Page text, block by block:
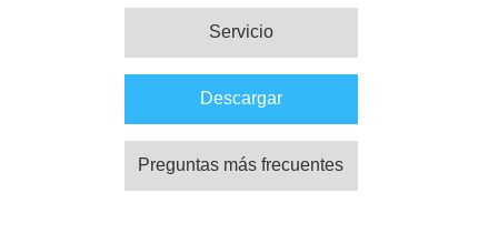
Servicio
Descargar
Preguntas más frecuentes